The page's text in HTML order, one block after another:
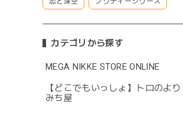
カテゴリから探す
MEGA NIKKE STORE ONLINE
【どこでもいっしょ】トロのより
みち屋